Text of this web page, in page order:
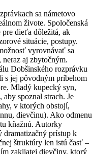
sa námetovo
živote. Spoločenská
pre dieťa dôležitá, ak
situácie, postupy.
vyrovnávať sa
neraz aj zbytočným.
Dobšinského rozprávku
s jej pôvodným príbehom
Mladý kupecký syn,
spoznal strach. Je
v ktorých obstojí,
dievčinu). Ako odmenu
kňažnú. Autorky
dramatizačný prístup k
štruktúry len istú časť –
zakliatej dievčiny, ktorý